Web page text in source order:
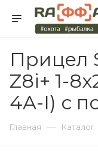
Прицел
Z8i+ 1-
4A-I) с
Главная — Каталог